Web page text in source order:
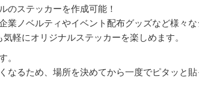
のステッカーを作成可能！
ノベルティやイベント配布グッズなど様々な
軽にオリジナルステッカーを楽しめます。
。
るため、場所を決めてから一度でピタッと貼